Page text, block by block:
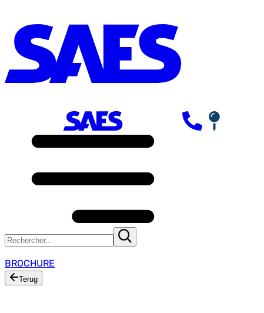
BROCHURE
Terug